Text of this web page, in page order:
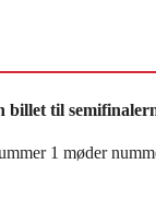
billet til
1 møder